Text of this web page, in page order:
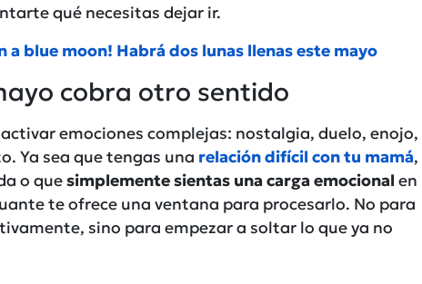
qué necesitas dejar ir.
a blue moon! Habrá dos lunas llenas este mayo
cobra otro sentido
emociones complejas: nostalgia, duelo, enojo,
Ya sea que tengas una relación difícil con tu mamá,
o quesimplemente sientas una carga emocional en
te ofrece una ventana para procesarlo. No para
sino para empezar a soltar lo que ya no